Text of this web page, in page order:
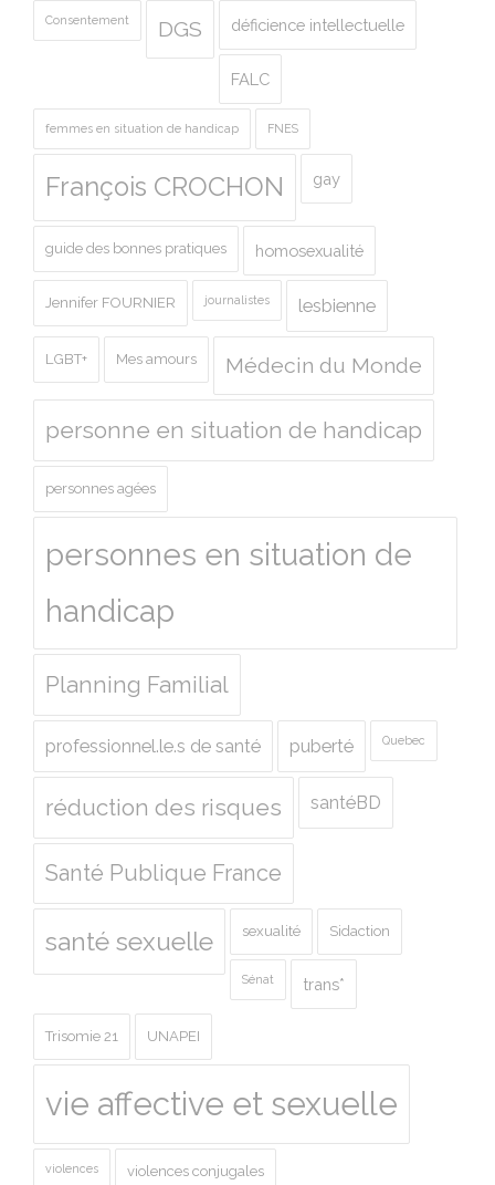
Consentement DGS déficience intellectuelle
FALC
femmes en situation de handicap FNES
François CROCHON gay
guide des bonnes pratiques homosexualité
Jennifer FOURNIER journalistes lesbienne
LGBT+ Mes amours Médecin du Monde
personne en situation de handicap
personnes agées
personnes en situation de
handicap
Planning Familial
professionnel.le.s de santé puberté Quebec
réduction des risques santéBD
Santé Publique France
santé sexuelle sexualité Sidaction
Sénat trans*
Trisomie 21 UNAPEI
vie affective et sexuelle
violences violences conjugales